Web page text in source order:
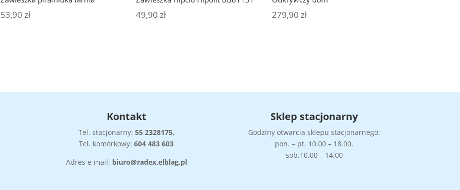
53,90 zł 49,90zł 279,90 zł
Kontakt
Tel. stacjonarny: 55 2328175,
Tel. komórkowy:604 483 603
Adres e-mail: biuro@radex.elblag.pl
Sklep stacjonarny
Godziny otwarcia sklepu stacjonarnego:
pon. – pt. 10.00 – 18.00,
sob.10.00 – 14.00